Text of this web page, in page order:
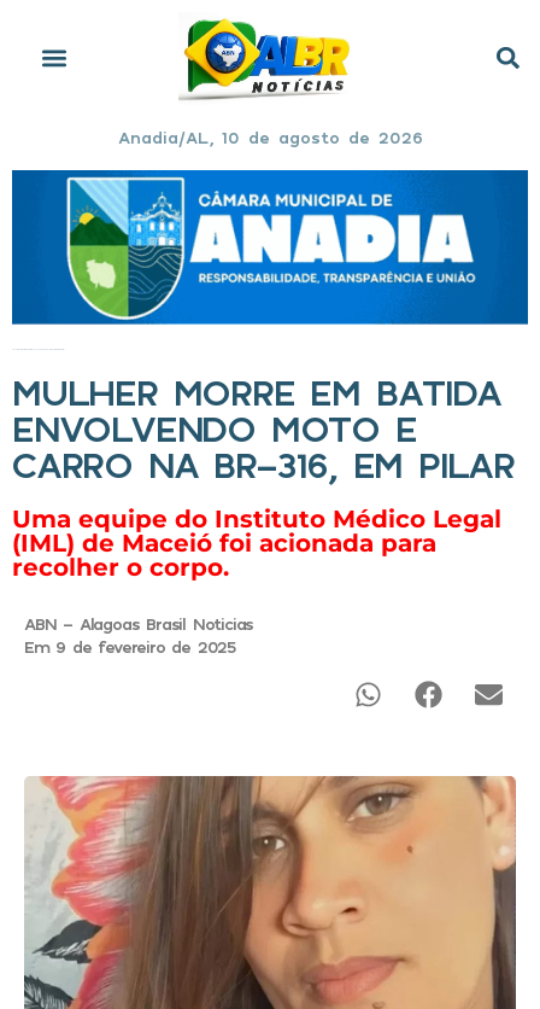
Anadia/AL, 10 de agosto de 2026
MULHER MORRE EM BATIDA
ENVOLVENDO MOTO E
CARRO NA BR-316, EM PILAR
Uma equipe do Instituto Médico Legal
(IML) de Maceió foi acionada para
recolher o corpo.
ABN - Alagoas Brasil Noticias
Em 9 de fevereiro de 2025